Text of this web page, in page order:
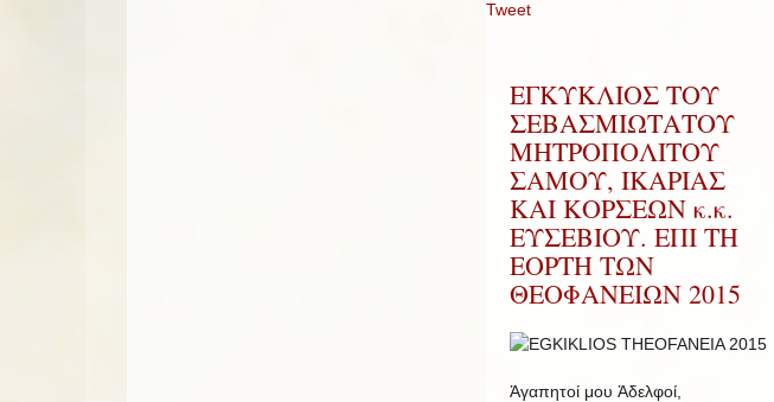
Tweet
ΕΓΚΥΚΛΙΟΣ ΤΟΥ
ΣΕΒΑΣΜΙΩΤΑΤΟΥ
ΜΗΤΡΟΠΟΛΙΤΟΥ
ΣΑΜΟΥ, ΙΚΑΡΙΑΣ
ΚΑΙ ΚΟΡΣΕΩΝ κ.κ.
ΕΥΣΕΒΙΟΥ. ΕΠΙ ΤΗ
ΕΟΡΤΗ ΤΩΝ
ΘΕΟΦΑΝΕΙΩΝ 2015
Ἀγαπητοί μου Ἀδελφοί,